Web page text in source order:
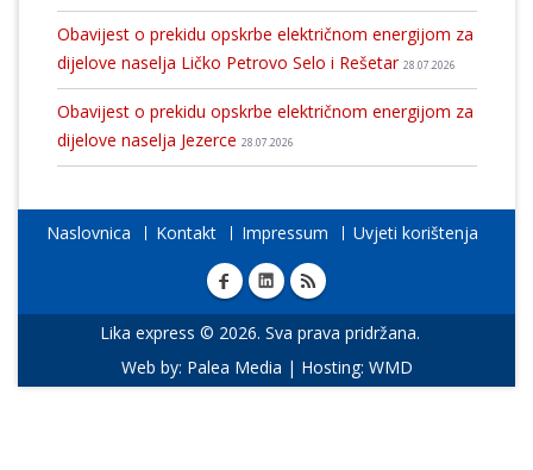
Obavijest o prekidu opskrbe električnom energijom za
dijelove naselja Ličko Petrovo Selo i Rešetar 28.07.2026
Obavijest o prekidu opskrbe električnom energijom za
dijelove naselja Jezerce 28.07.2026
Naslovnica Kontakt Impressum Uvjeti korištenja
Lika express © 2026. Sva prava pridržana.
Web by: Palea Media | Hosting: WMD